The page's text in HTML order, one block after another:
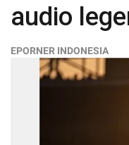
audio
EPORNER INDONESIA